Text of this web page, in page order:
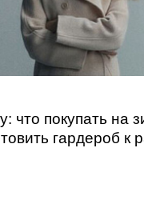
что покупать на
гардероб к